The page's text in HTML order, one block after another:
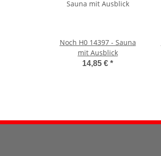
Noch H0 14397 - Sauna
mit Ausblick
14,85 €*